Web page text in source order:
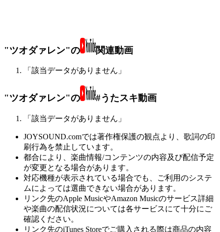
"ツオダァレン"の 関連動画
「該当データがありません」
"ツオダァレン"の #うたスキ動画
「該当データがありません」
JOYSOUND.comでは著作権保護の観点より、歌詞の印
刷行為を禁止しています。
都合により、楽曲情報/コンテンツの内容及び配信予定
が変更となる場合があります。
対応機種が表示されている場合でも、ご利用のシステ
ムによっては選曲できない場合があります。
リンク先のApple MusicやAmazon Musicのサービス詳細
や楽曲の配信状況については各サービスにて十分にご
確認ください。
リンク先のiTunes Storeでご購入される際は商品の内容